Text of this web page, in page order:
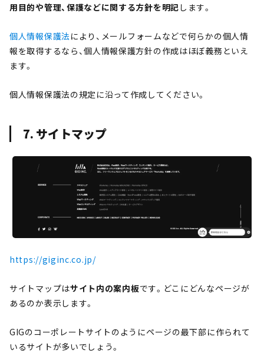
用目的や管理、保護などに関する方針を明記 します。
個人情報保護法 により、メールフォームなどで何らかの個人情
報を取得するなら、個人情報保護方針の作成はほぼ義務といえ
ます。
個人情報保護法の規定に沿って作成してください。
7. サイトマップ
https://giginc.co.jp/
サイトマップはサイト内の案内板です。どこにどんなページが
あるのか表示します。
GIGのコーポレートサイトのようにページの最下部に作られて
いるサイトが多いでしょう。